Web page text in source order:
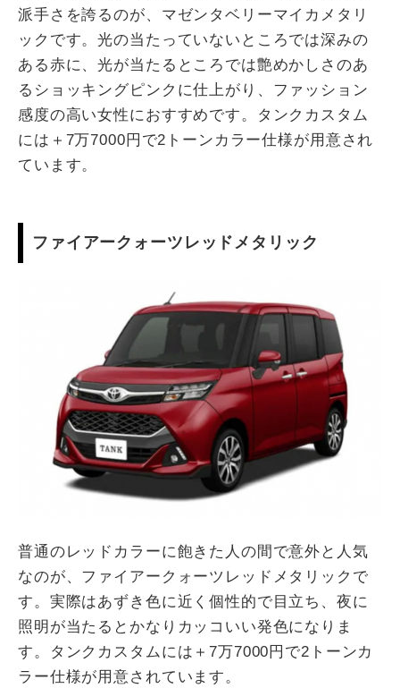
派手さを誇るのが、マゼンタベリーマイカメタリ
ックです。光の当たっていないところでは深みの
ある赤に、光が当たるところでは艶めかしさのあ
るショッキングピンクに仕上がり、ファッション
感度の高い女性におすすめです。タンクカスタム
には＋7万7000円で2トーンカラー仕様が用意され
ています。
ファイアークォーツレッドメタリック
普通のレッドカラーに飽きた人の間で意外と人気
なのが、ファイアークォーツレッドメタリックで
す。実際はあずき色に近く個性的で目立ち、夜に
照明が当たるとかなりカッコいい発色になりま
す。タンクカスタムには＋7万7000円で2トーンカ
ラー仕様が用意されています。